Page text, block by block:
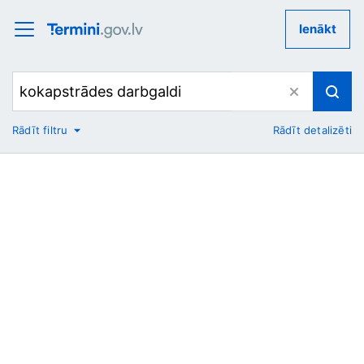
Ienākt
No
Rādīt filtru Rādīt detalizēti